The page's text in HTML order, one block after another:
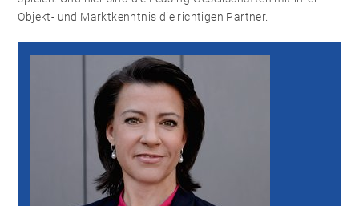
Objekt- und Marktkenntnis die richtigen Partner.